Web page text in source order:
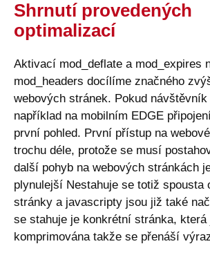
Shrnutí provedených
optimalizací
Aktivací mod_deflate a mod_expires
mod_headers docílíme značného
webových stránek. Pokud
například na mobilním EDGE
první pohled. První přístup na
trochu déle, protože se musí
další pohyb na webových stránkách
plynulejší Nestahuje se totiž spousta
stránky a javascripty jsou již také
se stahuje je konkrétní stránka, která
komprimována takže se přenáší